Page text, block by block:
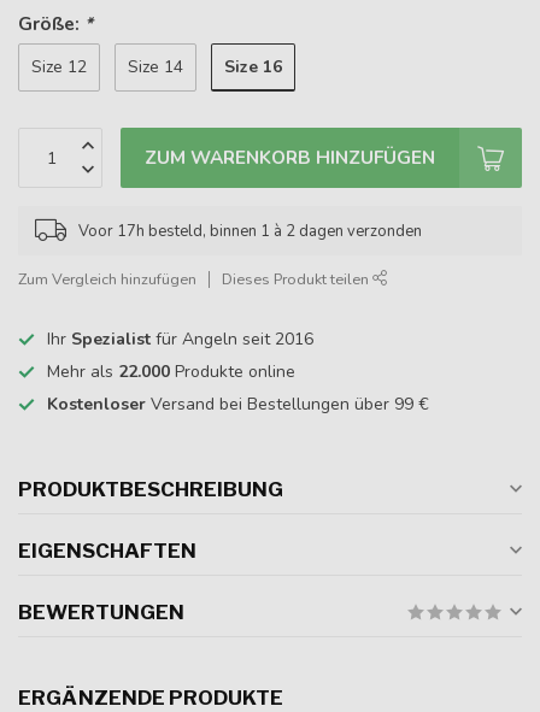
Größe: *
Size 12 Size 14 Size 16
ZUM WARENKORB HINZUFÜGEN
Voor 17h besteld, binnen 1 à 2 dagen verzonden
Zum Vergleich hinzufügen Dieses Produkt teilen
Ihr Spezialist für Angeln seit 2016
Mehr als 22.000 Produkte online
Kostenloser Versand bei Bestellungen über 99 €
PRODUKTBESCHREIBUNG
EIGENSCHAFTEN
BEWERTUNGEN
ERGÄNZENDE PRODUKTE